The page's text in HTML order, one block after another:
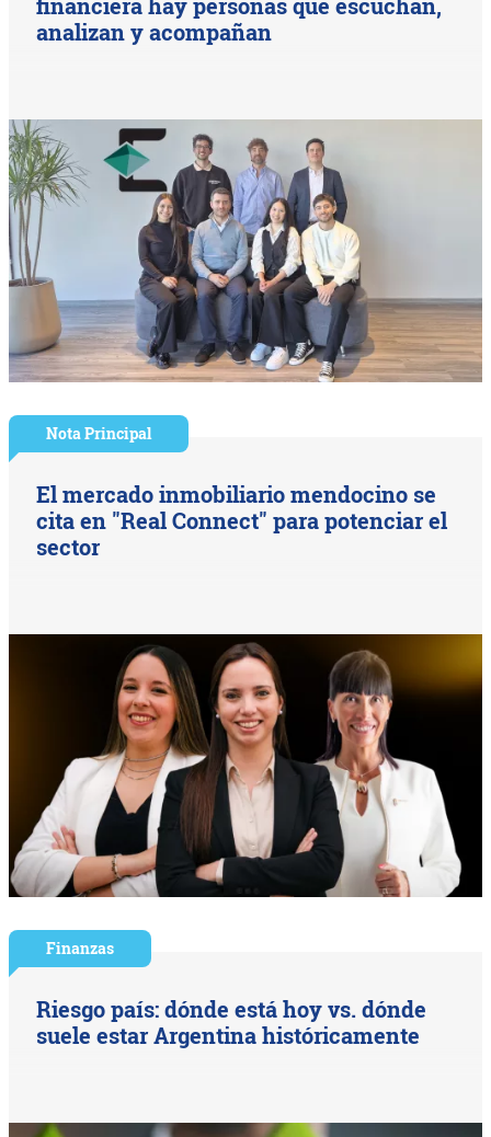
financiera hay personas que escuchan,
analizan y acompañan
Nota Principal
El mercado inmobiliario mendocino se
cita en "Real Connect" para potenciar el
sector
Finanzas
Riesgo país: dónde está hoy vs. dónde
suele estar Argentina históricamente